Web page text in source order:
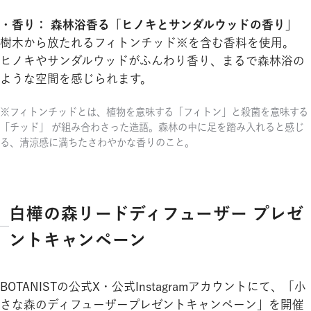
・香り： 森林浴香る「ヒノキとサンダルウッドの香り」
樹木から放たれるフィトンチッド※を含む香料を使用。
ヒノキやサンダルウッドがふんわり香り、まるで森林浴の
ような空間を感じられます。
※フィトンチッドとは、植物を意味する「フィトン」と殺菌を意味する
「チッド」 が組み合わさった造語。森林の中に足を踏み入れると感じ
る、清涼感に満ちたさわやかな香りのこと。
白樺の森リードディフューザー プレゼ
ントキャンペーン
BOTANISTの公式X・公式Instagramアカウントにて、「小
さな森のディフューザープレゼントキャンペーン」を開催